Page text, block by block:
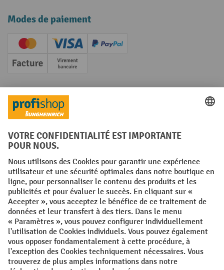
Modes de paiement
Creditcard (Master)Creditcard (Visa)
PayPal
Facture Paiement anticipé
Réseaux sociaux
Facebook
YouTube
LinkedInInstagram
Conditions générales Mentions légales
Protection des Données Politique de cookies
All prices excl. VAT plusshipping costsand possible delivery charges,
if not stated otherwise.
¹ La remise est valable jusqu'à épuisement des stocks. La remise ne
s'applique pas aux prix spéciaux. Il n'est pas possible de le combiner
avec d'autres réductions en pourcentage ou bons de réduction. | ² Une